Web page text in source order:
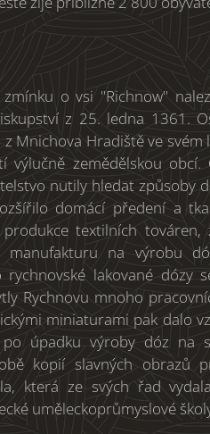
o vsi "Richnow"
z 25. ledna 1361.
Mnichova Hradiště ve
výlučně zemědělskou obcí.
nutily hledat způsoby
domácí předení a
textilních továren,
manufakturu na výrobu
rychnovské lakované dózy
Rychnovu mnoho
miniaturami pak dalo
úpadku výroby dóz na
kopií slavných obrazů
která ze svých řad
uměleckoprůmyslové